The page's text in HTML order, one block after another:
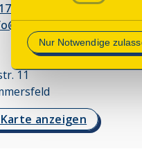
Nur Notwendige
62
ak-ff.de
11
anzeigen